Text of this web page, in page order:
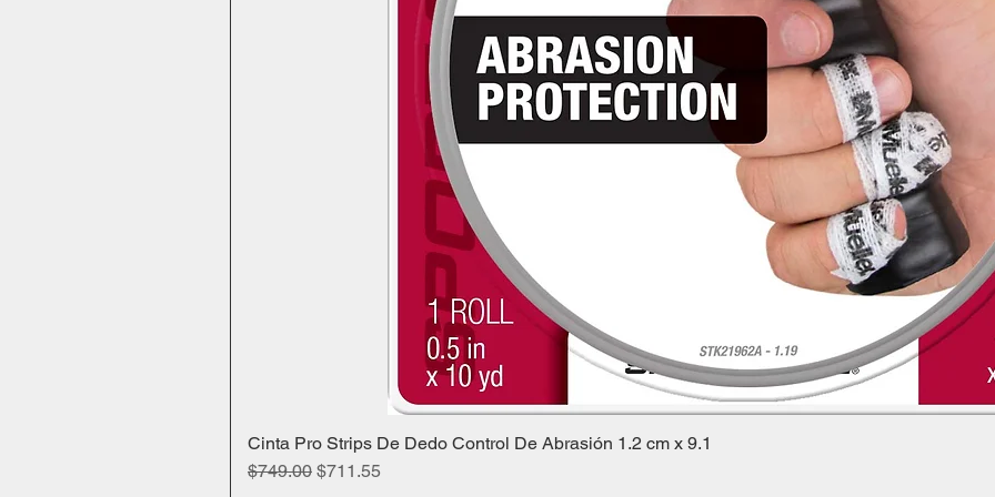
Vista rápida
Cinta Pro Strips De Dedo Control De Abrasión 1.2 cm x 9.1
Precio
$749.00 Precio de oferta
$711.55